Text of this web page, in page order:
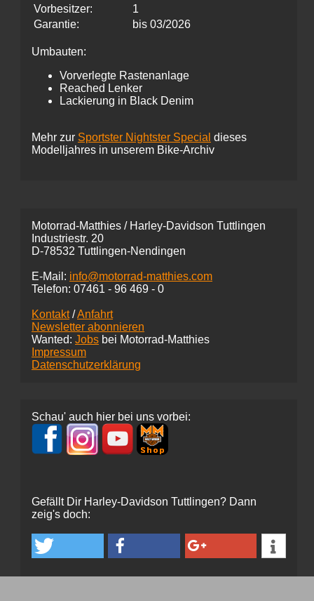
Vorbesitzer:
1
Garantie:
bis 03/2026
Umbauten:
Vorverlegte Rastenanlage
Reached Lenker
Lackierung in Black Denim
Mehr zur Sportster Nightster Special dieses
Modelljahres in unserem Bike-Archiv
Motorrad-Matthies / Harley-Davidson Tuttlingen
Industriestr. 20
D-78532 Tuttlingen-Nendingen
E-Mail: info@motorrad-matthies.com
Telefon: 07461 - 96 469 - 0
Kontakt/Anfahrt
Newsletter abonnieren
Wanted: Jobs bei Motorrad-Matthies
Impressum
Datenschutzerklärung
Schau' auch hier bei uns vorbei:
Gefällt Dir Harley-Davidson Tuttlingen? Dann
zeig's doch: